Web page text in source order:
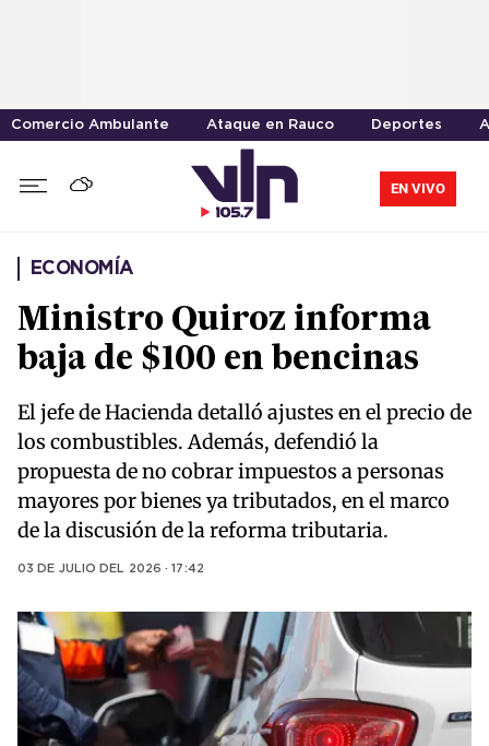
Comercio Ambulante Ataque en Rauco Deportes
EN VIVO
ECONOMÍA
Ministro Quiroz informa
baja de $100 en bencinas
El jefe de Hacienda detalló ajustes en el precio de
los combustibles. Además, defendió la
propuesta de no cobrar impuestos a personas
mayores por bienes ya tributados, en el marco
de la discusión de la reforma tributaria.
03 DE JULIO DEL 2026 · 17:42